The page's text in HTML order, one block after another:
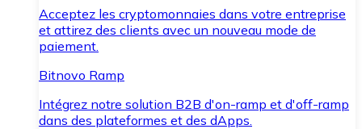
Acceptez les cryptomonnaies dans votre entreprise
et attirez des clients avec un nouveau mode de
paiement.
Bitnovo Ramp
Intégrez notre solution B2B d'on-ramp et d'off-ramp
dans des plateformes et des dApps.